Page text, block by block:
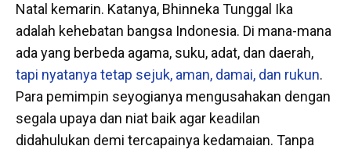
Natal kemarin. Katanya, Bhinneka Tunggal Ika
adalah kehebatan bangsa Indonesia. Di mana-mana
ada yang berbeda agama, suku, adat, dan daerah,
tapi nyatanya tetap sejuk, aman, damai, dan rukun.
Para pemimpin seyogianya mengusahakan dengan
segala upaya dan niat baik agar keadilan
didahulukan demi tercapainya kedamaian. Tanpa